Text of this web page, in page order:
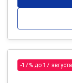
-17% до 17 августа